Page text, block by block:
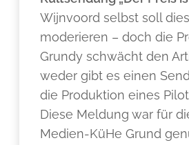
Wijnvoord selbst soll
moderieren – doch die
Grundy schwächt den
weder gibt es einen
die Produktion eines
Diese Meldung war für
Medien-KüHe Grund